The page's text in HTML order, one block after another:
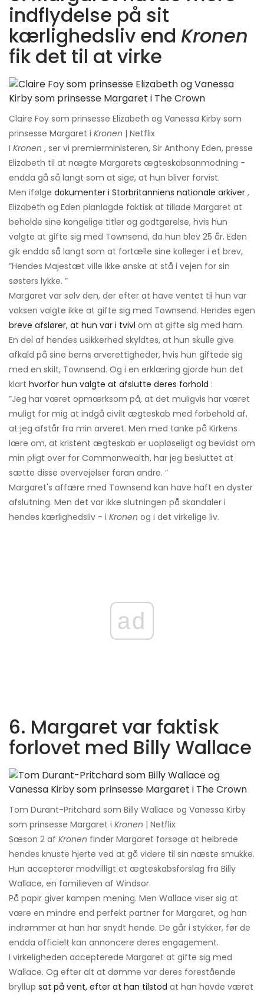
indflydelse på sit
kærlighedsliv end Kronen
fik det til at virke
Claire Foy som prinsesse Elizabeth og Vanessa Kirby som
prinsesse Margaret i Kronen | Netflix
I Kronen , ser vi premierministeren, Sir Anthony Eden, presse
Elizabeth til at nægte Margarets ægteskabsanmodning -
endda gå så langt som at sige, at hun bliver forvist.
Men ifølge dokumenter i Storbritanniens nationale arkiver ,
Elizabeth og Eden planlagde faktisk at tillade Margaret at
beholde sine kongelige titler og godtgørelse, hvis hun
valgte at gifte sig med Townsend, da hun blev 25 år. Eden
gik endda så langt som at fortælle sine kolleger i et brev,
”Hendes Majestæt ville ikke ønske at stå i vejen for sin
søsters lykke. ”
Margaret var selv den, der efter at have ventet til hun var
voksen valgte ikke at gifte sig med Townsend. Hendes egen
breve afslører, at hun var i tvivl om at gifte sig med ham.
En del af hendes usikkerhed skyldtes, at hun skulle give
afkald på sine børns arverettigheder, hvis hun giftede sig
med en skilt, Townsend. Og i en erklæring gjorde hun det
klart hvorfor hun valgte at afslutte deres forhold :
”Jeg har været opmærksom på, at det muligvis har været
muligt for mig at indgå civilt ægteskab med forbehold af,
at jeg afstår fra min arveret. Men med tanke på Kirkens
lære om, at kristent ægteskab er uopløseligt og bevidst om
min pligt over for Commonwealth, har jeg besluttet at
sætte disse overvejelser foran andre. ”
Margaret's affære med Townsend kan have haft en dyster
afslutning. Men det var ikke slutningen på skandaler i
hendes kærlighedsliv - i Kronen og i det virkelige liv.
ad
6. Margaret var faktisk
forlovet med Billy Wallace
Tom Durant-Pritchard som Billy Wallace og Vanessa Kirby
som prinsesse Margaret i Kronen | Netflix
Sæson 2 af Kronen finder Margaret forsøge at helbrede
hendes knuste hjerte ved at gå videre til sin næste smukke.
Hun accepterer modvilligt et ægteskabsforslag fra Billy
Wallace, en familieven af ​​Windsor.
På papir giver kampen mening. Men Wallace viser sig at
være en mindre end perfekt partner for Margaret, og han
indrømmer at han har snydt hende. De går i stykker, før de
endda officielt kan annoncere deres engagement.
I virkeligheden accepterede Margaret at gifte sig med
Wallace. Og efter alt at dømme var deres forestående
bryllup sat på vent, efter at han tilstod at han havde været